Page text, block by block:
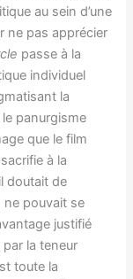
au sein d’une
ne pas apprécier
passe à la
individuel
la
panurgisme
que le film
à la
doutait de
ne pouvait se
justifié
la teneur
toute la